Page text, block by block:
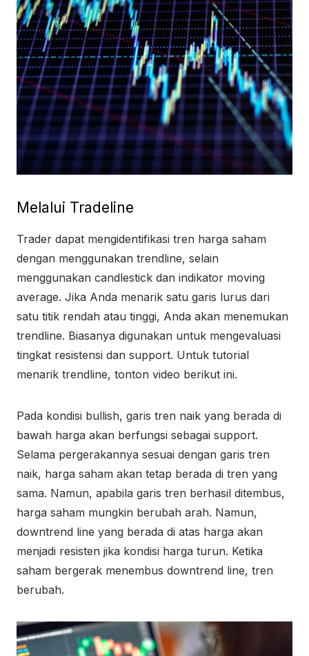
Melalui Tradeline
Trader dapat mengidentifikasi tren harga saham
dengan menggunakan trendline, selain
menggunakan candlestick dan indikator moving
average. Jika Anda menarik satu garis lurus dari
satu titik rendah atau tinggi, Anda akan menemukan
trendline. Biasanya digunakan untuk mengevaluasi
tingkat resistensi dan support. Untuk tutorial
menarik trendline, tonton video berikut ini.
Pada kondisi bullish, garis tren naik yang berada di
bawah harga akan berfungsi sebagai support.
Selama pergerakannya sesuai dengan garis tren
naik, harga saham akan tetap berada di tren yang
sama. Namun, apabila garis tren berhasil ditembus,
harga saham mungkin berubah arah. Namun,
downtrend line yang berada di atas harga akan
menjadi resisten jika kondisi harga turun. Ketika
saham bergerak menembus downtrend line, tren
berubah.